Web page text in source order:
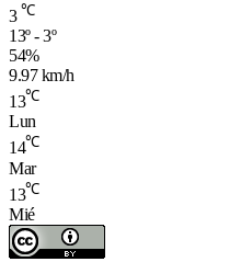
3 ℃
13º - 3º
54%
9.97 km/h
13℃
Lun
14℃
Mar
13℃
Mié